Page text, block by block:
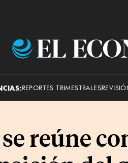
El
REPORTES TRIMESTRALES
reúne